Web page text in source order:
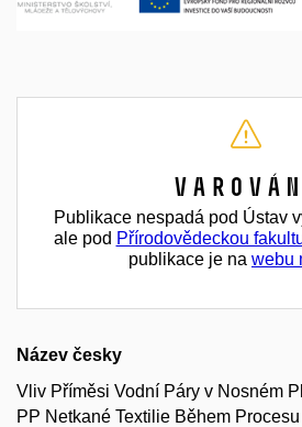
Publikace nespadá pod Ústav
ale pod Přírodovědeckou
publikace je na webu
Název česky
Vliv Příměsi Vodní Páry v Nosném
PP Netkané Textilie Během